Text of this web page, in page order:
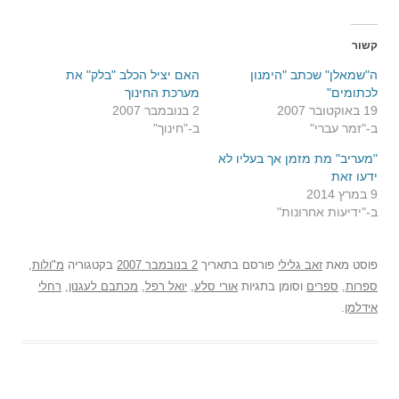
קשור
ה"שמאלן" שכתב "הימנון
לכתומים"
19 באוקטובר 2007
ב-"זמר עברי"
האם יציל הכלב "בלק" את
מערכת החינוך
2 בנובמבר 2007
ב-"חינוך"
"מעריב" מת מזמן אך בעליו לא
ידעו זאת
9 במרץ 2014
ב-"ידיעות אחרונות"
פוסט מאת זאב גלילי פורסם בתאריך 2 בנובמבר 2007 בקטגוריה מ"ולות
ספרות ספרים וסומן בתגיות אורי סלע יואל רפל מכתבם לעגנון
רחלי
אידלמן